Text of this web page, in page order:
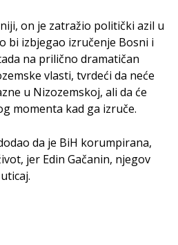
on je zatražio politički azil u
bi izbjegao izručenje Bosni i
na prilično dramatičan
vlasti, tvrdeći da neće
u Nizozemskoj, ali da će
momenta kad ga izruče.
da je BiH korumpirana,
jer Edin Gačanin, njegov